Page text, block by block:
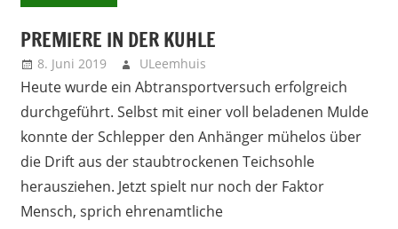
PREMIERE IN DER KUHLE
8. Juni 2019 ULeemhuis
Heute wurde ein Abtransportversuch erfolgreich
durchgeführt. Selbst mit einer voll beladenen Mulde
konnte der Schlepper den Anhänger mühelos über
die Drift aus der staubtrockenen Teichsohle
herausziehen. Jetzt spielt nur noch der Faktor
Mensch, sprich ehrenamtliche